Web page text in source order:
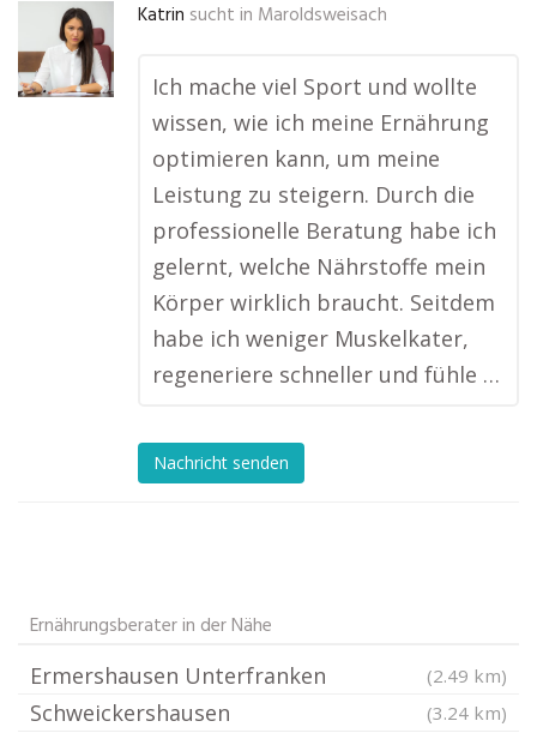
Katrin sucht in Maroldsweisach
Ich mache viel Sport und wollte
wissen, wie ich meine Ernährung
optimieren kann, um meine
Leistung zu steigern. Durch die
professionelle Beratung habe ich
gelernt, welche Nährstoffe mein
Körper wirklich braucht. Seitdem
habe ich weniger Muskelkater,
regeneriere schneller und fühle …
Nachricht senden
Ernährungsberater in der Nähe
Ermershausen Unterfranken (2.49 km)
Schweickershausen (3.24 km)